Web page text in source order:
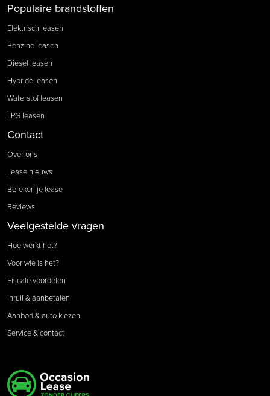
Populaire brandstoffen
Elektrisch leasen
Benzine leasen
Diesel leasen
Hybride leasen
Waterstof leasen
LPG leasen
Contact
Over ons
Lease nieuws
Bereken je lease
Reviews
Veelgestelde vragen
Hoe werkt het?
Voor wie is het?
Fiscale voordelen
Inruil & aanbetalen
Aanbod & auto kiezen
Service & contact